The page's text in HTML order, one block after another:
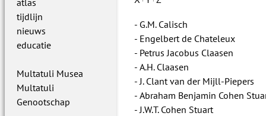
atlas
tijdlijn
nieuws
educatie
Multatuli Musea
Multatuli
Genootschap
G.M. Calisch
Engelbert de Chateleux
Petrus Jacobus Claasen
A.H. Claasen
J. Clant van der Mijll-Piepers
Abraham Benjamin Cohen
J.W.T. Cohen Stuart